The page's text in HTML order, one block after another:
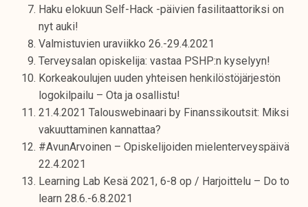
Haku elokuun Self-Hack -päivien fasilitaattoriksi on
nyt auki!
Valmistuvien uraviikko 26.-29.4.2021
Terveysalan opiskelija: vastaa PSHP:n kyselyyn!
Korkeakoulujen uuden yhteisen henkilöstöjärjestön
logokilpailu – Ota ja osallistu!
21.4.2021 Talouswebinaari by Finanssikoutsit: Miksi
vakuuttaminen kannattaa?
#AvunArvoinen – Opiskelijoiden mielenterveyspäivä
22.4.2021
Learning Lab Kesä 2021, 6-8 op / Harjoittelu – Do to
learn 28.6.-6.8.2021